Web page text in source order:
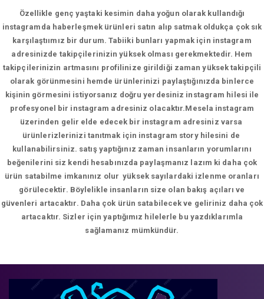
Özellikle genç yaştaki kesimin daha yoğun olarak kullandığı
instagramda haberleşmek ürünleri satın alıp satmak oldukça çok sık
karşılaştıımız bir durum. Tabiiki bunları yapmak için instagram
adresinizde takipçilerinizin yüksek olması gerekmektedir. Hem
takipçilerinizin artmasını profilinize girildiği zaman yüksek takipçili
olarak görünmesini hemde ürünlerinizi paylaştığınızda binlerce
kişinin görmesini istiyorsanız doğru yerdesiniz instagram hilesi ile
profesyonel bir instagram adresiniz olacaktır.Mesela instagram
üzerinden gelir elde edecek bir instagram adresiniz varsa
ürünlerizlerinizi tanıtmak için instagram story hilesini de
kullanabilirsiniz. satış yaptığınız zaman insanların yorumlarını
beğenilerini siz kendi hesabınızda paylaşmanız lazım ki daha çok
ürün satabilme imkanınız olur yüksek sayılardaki izlenme oranları
görülecektir. Böylelikle insanların size olan bakış açıları ve
güvenleri artacaktır. Daha çok ürün satabilecek ve geliriniz daha çok
artacaktır. Sizler için yaptığımız hilelerle bu yazdıklarımla
sağlamanız mümkündür.